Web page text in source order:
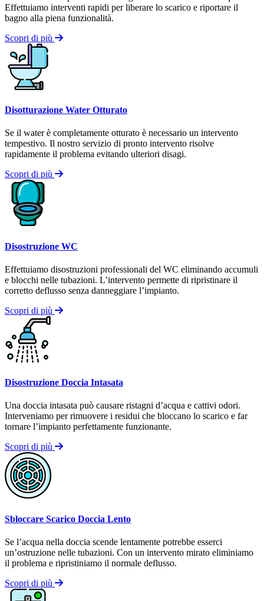
Effettuiamo interventi rapidi per liberare lo scarico e riportare il
bagno alla piena funzionalità.
Scopri di più
Disotturazione Water Otturato
Se il water è completamente otturato è necessario un intervento
tempestivo. Il nostro servizio di pronto intervento risolve
rapidamente il problema evitando ulteriori disagi.
Scopri di più
Disostruzione WC
Effettuiamo disostruzioni professionali del WC eliminando accumuli
e blocchi nelle tubazioni. L’intervento permette di ripristinare il
corretto deflusso senza danneggiare l’impianto.
Scopri di più
Disostruzione Doccia Intasata
Una doccia intasata può causare ristagni d’acqua e cattivi odori.
Interveniamo per rimuovere i residui che bloccano lo scarico e far
tornare l’impianto perfettamente funzionante.
Scopri di più
Sbloccare Scarico Doccia Lento
Se l’acqua nella doccia scende lentamente potrebbe esserci
un’ostruzione nelle tubazioni. Con un intervento mirato eliminiamo
il problema e ripristiniamo il normale deflusso.
Scopri di più